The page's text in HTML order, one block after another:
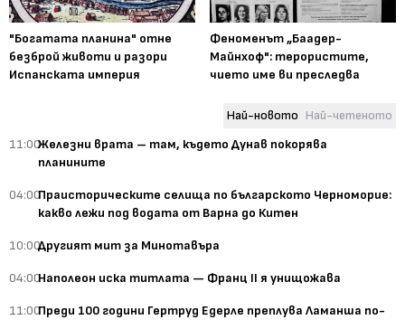
"Богатата планина" отне
безброй животи и разори
Испанската империя
Феноменът „Баадер-
Майнхоф": терористите,
чието име ви преследва
Най-новото Най-четеното
11:00Железни врата – там, където Дунав покорява
планините
04:00Праисторическите селища по българското Черноморие:
какво лежи под водата от Варна до Китен
10:00Другият мит за Минотавъра
04:00Наполеон иска титлата — Франц II я унищожава
11:00Преди 100 години Гертруд Едерле преплува Ламанша по-